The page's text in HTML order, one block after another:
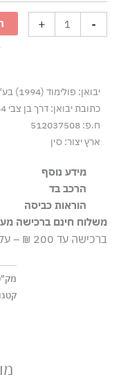
-
קצרים
מצמר
+
יבואן: פולימוד (1994) בע"מ
כתובת יבואן: דרך בן צבי 84 תל אביב
ח.פ: 512037508
ארץ יצור: סין
מידע נוסף
חגורת שרוך עם סוגר
הרכב בד
53% פוליאסטר 43% צמר 4% אלסטן-ספנדקסהוראות כביסה
שטיפה ידנית
ללא חומרי
גיהוץ בחום נמוך
אסור לנקות
משלוח חינם ברכישה מעל
ברכישה עד 200 ₪ – עלות משלוח 20 ₪